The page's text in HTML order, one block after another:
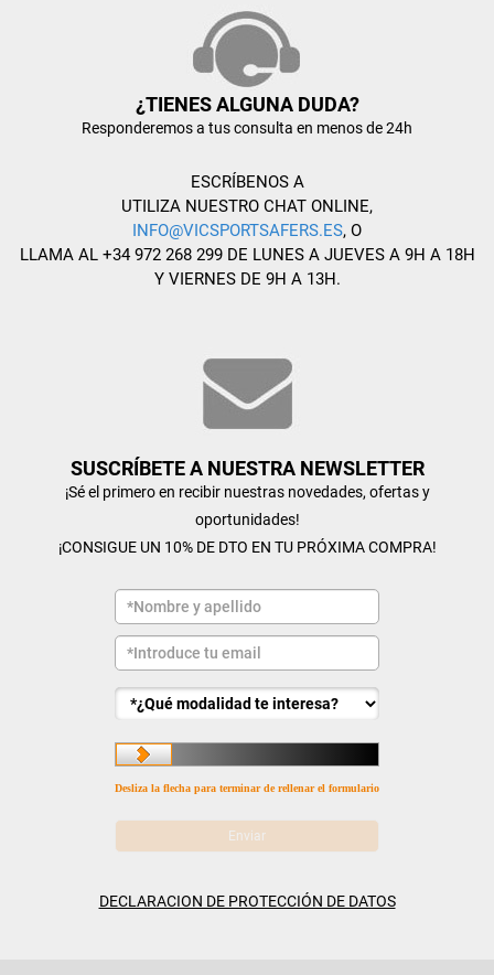
¿TIENES ALGUNA DUDA?
Responderemos a tus consulta en menos de 24h
ESCRÍBENOS A
UTILIZA NUESTRO CHAT ONLINE,
INFO@VICSPORTSAFERS.ES, O
LLAMA AL +34 972 268 299 DE LUNES A JUEVES A 9H A 18H
Y VIERNES DE 9H A 13H.
SUSCRÍBETE A NUESTRA NEWSLETTER
¡Sé el primero en recibir nuestras novedades, ofertas y
oportunidades!
¡CONSIGUE UN 10% DE DTO EN TU PRÓXIMA COMPRA!
Desliza la flecha para terminar de rellenar el formulario
DECLARACION DE PROTECCIÓN DE DATOS